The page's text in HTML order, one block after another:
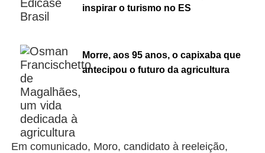
inspirar o turismo no ES
Morre, aos 95 anos, o capixaba que
antecipou o futuro da agricultura
Em comunicado, Moro, candidato à reeleição,